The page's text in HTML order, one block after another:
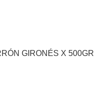
GIRONÉS X 500GR